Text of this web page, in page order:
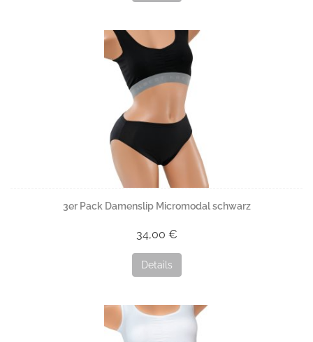
3er Pack Damenslip Micromodal schwarz
34,00 €
Details